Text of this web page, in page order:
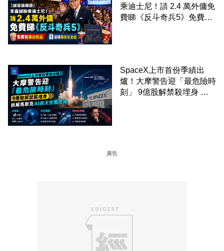
乘迪士尼！請 2.4 萬外傭免
費睇《反斗奇兵5》免費包
SpaceX上市首份季績出
爐！大摩警告迎「最危險時
刻」 9億股解禁殺埋身 拆
廣告